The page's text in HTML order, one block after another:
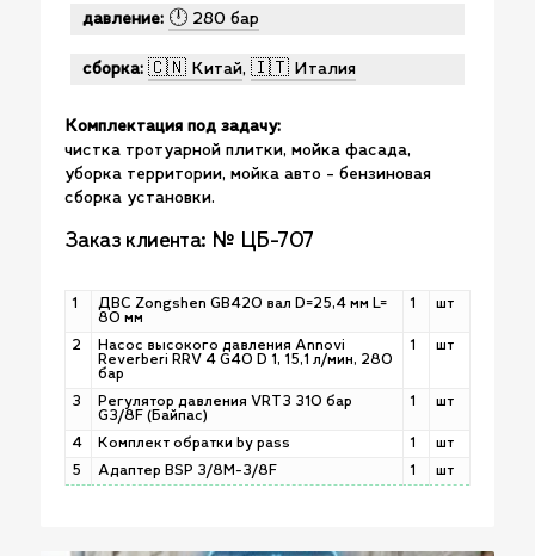
давление: 🕛 280 бар
сборка: 🇨🇳 Китай, 🇮🇹 Италия
Комплектация под задачу:
чистка тротуарной плитки, мойка фасада,
уборка территории, мойка авто - бензиновая
сборка установки.
Заказ клиента: № ЦБ-707
1
ДВС Zongshen GB420 вал D=25,4 мм L=
80 мм
1 шт
2
Насос высокого давления Annovi
Reverberi RRV 4 G40 D 1, 15,1 л/мин, 280
бар
1 шт
3
Регулятор давления VRT3 310 бар
G3/8F (Байпас)
1 шт
4 Комплект обратки by pass 1
шт
5
Адаптер BSP 3/8M-3/8F 1 шт